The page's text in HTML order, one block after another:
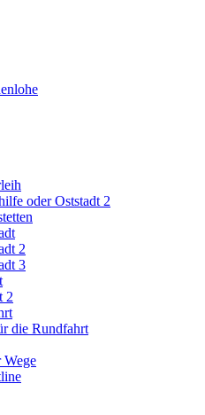
oder Oststadt 2
2
3
2
die Rundfahrt
Wege